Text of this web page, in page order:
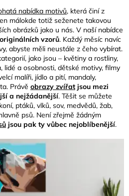
nabídka motivů, která činí z
málokde totiž seženete takovou
obrázků jako u nás. V naší nabídce
vzorů. Každý měsíc navíc
abyste měli neustále z čeho vybírat.
jako jsou – květiny a rostliny,
lidé a osobnosti, dětské motivy, filmy
malíři, jídlo a pití, mandaly,
Právě obrazy zvířat jsou mezi
a nejžádanější. Těšit se můžete
ptáků, vlků, sov, medvědů, žab,
psů. Není zřejmě žádným
jsou pak ty vůbec nejoblíbenější.